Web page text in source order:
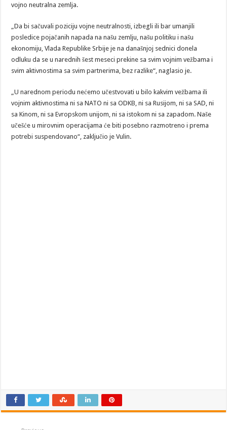
vojno neutralna zemlja.
„Da bi sačuvali poziciju vojne neutralnosti, izbegli ili bar umanjili
posledice pojačanih napada na našu zemlju, našu politiku i našu
ekonomiju, Vlada Republike Srbije je na današnjoj sednici donela
odluku da se u narednih šest meseci prekine sa svim vojnim vežbama i
svim aktivnostima sa svim partnerima, bez razlike“, naglasio je.
„U narednom periodu nećemo učestvovati u bilo kakvim vežbama ili
vojnim aktivnostima ni sa NATO ni sa ODKB, ni sa Rusijom, ni sa SAD, ni
sa Kinom, ni sa Evropskom unijom, ni sa istokom ni sa zapadom. Naše
učešće u mirovnim operacijama će biti posebno razmotreno i prema
potrebi suspendovano“, zaključio je Vulin.